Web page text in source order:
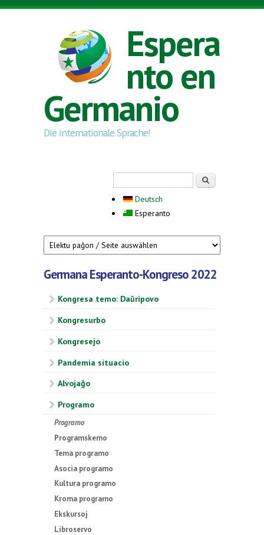
Skip to main content
Espera
nto en
Germanio
Die internationale Sprache!
Deutsch
Esperanto
Germana Esperanto-Kongreso 2022
Kongresa temo: Daŭripovo
Kongresurbo
Kongresejo
Pandemia situacio
Alvojaĝo
Programo
Programo
Programskemo
Tema programo
Asocia programo
Kultura programo
Kroma programo
Ekskursoj
Libroservo